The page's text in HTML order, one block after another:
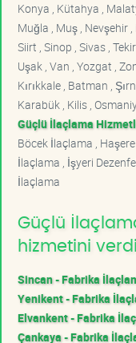
Konya , Kütahya ,
Muğla , Muş , Nevşehir ,
Siirt , Sinop , Sivas ,
Uşak , Van , Yozgat ,
Kırıkkale , Batman ,
Karabük , Kilis ,
Güçlü İlaçlama
Böcek İlaçlama ,
İlaçlama , İşyeri
İlaçlama
Güçlü
hizmetini
Sincan - Fabrika
Yenikent - Fabrika
Elvankent - Fabrika
Çankaya - Fabrika